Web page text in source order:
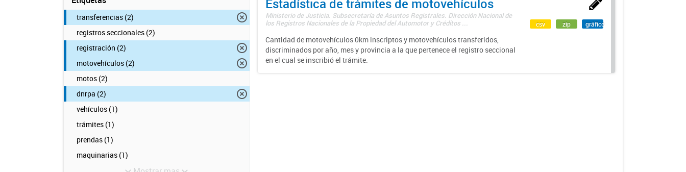
transferencias (2)
registros seccionales (2)
registración (2)
motovehículos (2)
motos (2)
dnrpa (2)
vehículos (1)
trámites (1)
prendas (1)
maquinarias (1)
Estadística de trámites de motovehículos
Ministerio de Justicia. Subsecretaría de Asuntos Registrales. Dirección Nacional de
los Registros Nacionales de la Propiedad del Automotor y Créditos ...
Cantidad de motovehículos 0km inscriptos y motovehículos transferidos,
discriminados por año, mes y provincia a la que pertenece el registro seccional
en el cual se inscribió el trámite.
csv zip gráfico